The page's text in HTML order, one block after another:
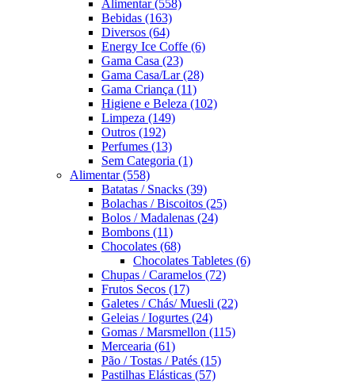
Alimentar(558)
Bebidas (163)
Diversos (64)
Energy Ice Coffe (6)
Gama Casa (23)
Gama Casa/Lar(28)
Gama Criança (11)
Higiene e Beleza (102)
Limpeza (149)
Outros (192)
Perfumes (13)
Sem Categoria (1)
Alimentar(558)
Batatas / Snacks (39)
Bolachas / Biscoitos (25)
Bolos / Madalenas (24)
Bombons (11)
Chocolates (68)
Chocolates Tabletes (6)
Chupas / Caramelos (72)
Frutos Secos (17)
Galetes / Chás/ Muesli (22)
Geleias / Iogurtes (24)
Gomas / Marsmellon (115)
Mercearia (61)
Pão / Tostas / Patés (15)
Pastilhas Elásticas (57)